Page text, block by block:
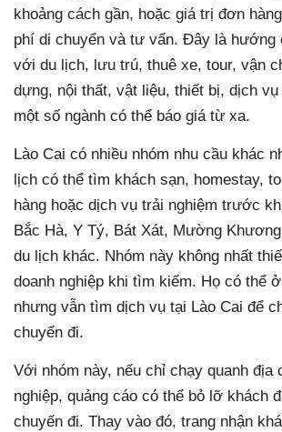
khoảng cách gần, hoặc giá trị đơn
phí di chuyển và tư vấn. Đây là hướng
với du lịch, lưu trú, thuê xe, tour, vận
dựng, nội thất, vật liệu, thiết bị, dịch vụ
một số ngành có thể báo giá từ xa.
Lào Cai có nhiều nhóm nhu cầu khác
lịch có thể tìm khách sạn, homestay,
hàng hoặc dịch vụ trải nghiệm trước
Bắc Hà, Y Tý, Bát Xát, Mường
du lịch khác. Nhóm này không nhất
doanh nghiệp khi tìm kiếm. Họ có thể
nhưng vẫn tìm dịch vụ tại Lào Cai để
chuyến đi.
Với nhóm này, nếu chỉ chạy quanh địa
nghiệp, quảng cáo có thể bỏ lỡ khách
chuyến đi. Thay vào đó, trang nhận